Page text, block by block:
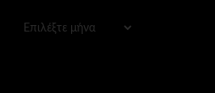
ΠΑΛΑΙΌΤΕΡΑ